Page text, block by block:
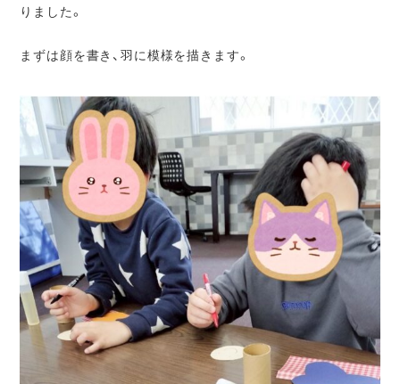
りました。
まずは顔を書き、羽に模様を描きます。